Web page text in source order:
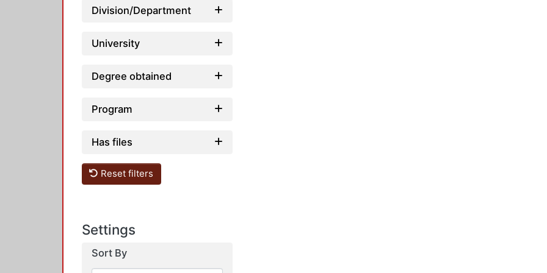
Division/Department
University
Degree obtained
Program
Has files
Reset filters
Settings
Sort By